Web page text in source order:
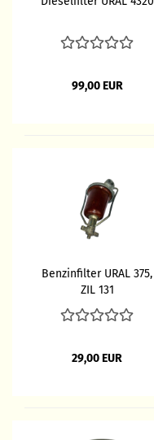
99,00 EUR
Benzinfilter URAL 375,
ZIL 131
29,00 EUR